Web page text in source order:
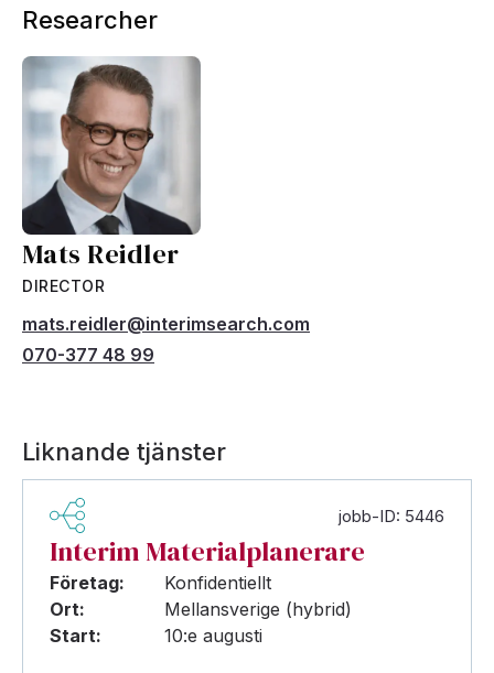
Researcher
Mats Reidler
DIRECTOR
mats.reidler@interimsearch.com
070-377 48 99
Liknande tjänster
jobb-ID: 5446
Interim Materialplanerare
Företag:
Konfidentiellt
Ort:
Mellansverige (hybrid)
Start:
10:e augusti